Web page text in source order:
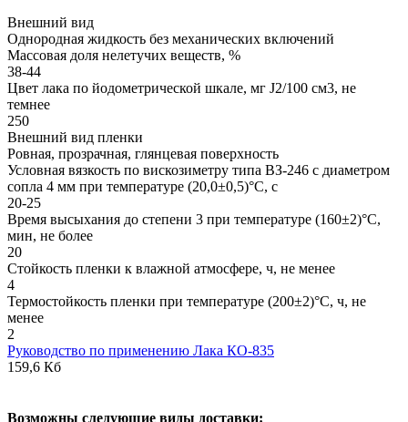
Внешний вид
Однородная жидкость без механических включений
Массовая доля нелетучих веществ, %
38-44
Цвет лака по йодометрической шкале, мг J2/100 см3, не
темнее
250
Внешний вид пленки
Ровная, прозрачная, глянцевая поверхность
Условная вязкость по вискозиметру типа ВЗ-246 с диаметром
сопла 4 мм при температуре (20,0±0,5)°С, с
20-25
Время высыхания до степени 3 при температуре (160±2)°С,
мин, не более
20
Стойкость пленки к влажной атмосфере, ч, не менее
4
Термостойкость пленки при температуре (200±2)°С, ч, не
менее
2
Руководство по применению Лака КО-835
159,6 Кб
Возможны следующие виды доставки: